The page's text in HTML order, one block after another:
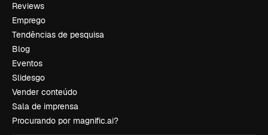
Reviews
Emprego
Tendências de pesquisa
Blog
Eventos
Slidesgo
Vender conteúdo
Sala de imprensa
Procurando por magnific.ai?